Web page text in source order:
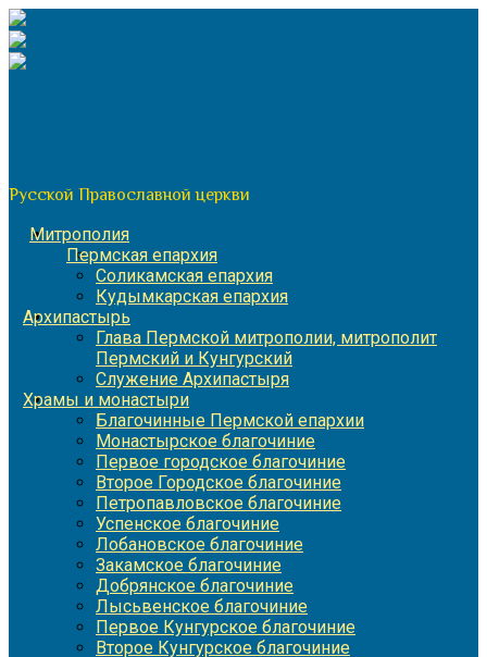
Перейти
к
содержимому
Русской Православной церкви
Митрополия
Пермская епархия
Соликамская епархия
Кудымкарская епархия
Архипастырь
Глава Пермской митрополии, митрополит
Пермский и Кунгурский
Служение Архипастыря
Храмы и монастыри
Благочинные Пермской епархии
Монастырское благочиние
Первое городское благочиние
Второе Городское благочиние
Петропавловское благочиние
Успенское благочиние
Лобановское благочиние
Закамское благочиние
Добрянское благочиние
Лысьвенское благочиние
Первое Кунгурское благочиние
Второе Кунгурское благочиние